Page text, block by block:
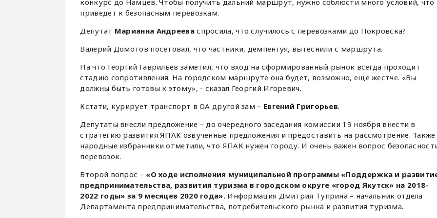
приведет к безопасным перевозкам.
Депутат Марианна Андрееваспросила, что случилось с перевозками до Покровска?
Валерий Домотов посетовал, что частники, демпенгуя, вытеснили с маршрута.
На что Георгий Гаврильев заметил, что вход на сформированный рынок всегда проходит
стадию сопротивления. На городском маршруте она будет, возможно, еще жестче. «Вы
должны быть готовы к этому», - сказал Георгий Игоревич.
Кстати, курирует транспорт в ОА другой зам – Евгений Григорьев.
Депутаты внесли предложение – до очередного заседания комиссии 19 ноября внести в
стратегию развития ЯПАК озвученные предложения и предоставить на рассмотрение. Также
народные избранники отметили, что ЯПАК нужен городу. И очень важен вопрос
перевозок.
Второй вопрос – «О ходе исполнения муниципальной программы «Поддержка и
предпринимательства, развития туризма в городском округе «город Якутск» на 2018-
2022 годы» за 9 месяцев 2020 года».Информация Дмитрия Туприна – начальник отдела
Департамента предпринимательства, потребительского рынка и развития туризма.